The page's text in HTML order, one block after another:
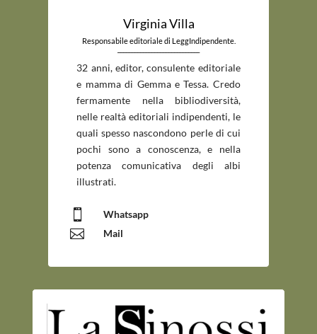
Virginia Villa
Responsabile editoriale di LeggIndipendente.
_____________________________
32 anni, editor, consulente editoriale
e mamma di Gemma e Tessa. Credo
fermamente nella bibliodiversità,
nelle realtà editoriali indipendenti, le
quali spesso nascondono perle di cui
pochi sono a conoscenza, e nella
potenza comunicativa degli albi
illustrati.
 Whatsapp
 Mail